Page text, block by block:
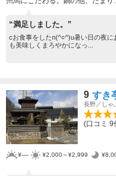
“満足しました。”
cお食事をしたn(^○^)u暑い日の夜
も美味しくまろやかになっ...
9 すき
長野／しゃ
(口コミ 9
¥---- ¥2,000～¥2,999